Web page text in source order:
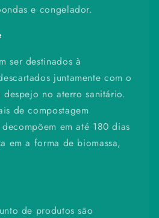
e congelador.
ser destinados à
juntamente com o
no aterro sanitário.
de compostagem
em até 180 dias
em a forma de biomassa,
de produtos são